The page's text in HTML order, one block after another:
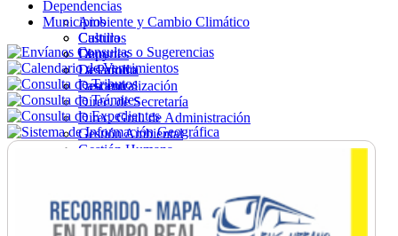
Dependencias
Ambiente y Cambio Climático
Cultura
Deportes
Desarrollo
Descentralización
Direc. de Secretaría
Direc. Gral. de Administración
Gestión Ambiental
Gestión Humana
Ordenamiento
Promoción Social
Salud
Municipios
Castillos
Chuy
La Paloma
Lascano